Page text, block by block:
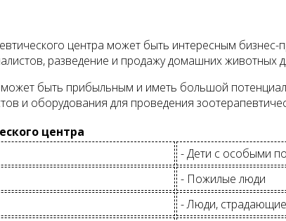
центра может быть интересным
разведение и продажу домашних животных
быть прибыльным и иметь большой
и оборудования для проведения
центра
- Дети с особыми
- Пожилые люди
- Люди,